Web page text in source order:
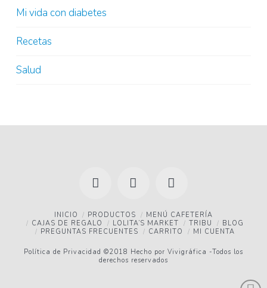
Mi vida con diabetes
Recetas
Salud
FacebookYouTubeInstagram
INICIO PRODUCTOS
MENÚ CAFETERÍA
CAJAS DE REGALO
LOLITA’S MARKET TRIBU
BLOG
PREGUNTAS FRECUENTES
CARRITO MI CUENTA
Política de Privacidad ©2018 Hecho por Vivigráfica -Todos los
derechos reservados